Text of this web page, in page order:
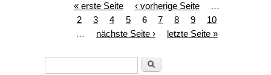
Seiten« erste Seite ‹ vorherige Seite
…
2
3 4 5 6 7 8 9
10
…
nächste Seite › letzte Seite »
Suche